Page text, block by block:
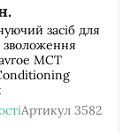
засіб для
зволоження
MCT
Артикул 3582